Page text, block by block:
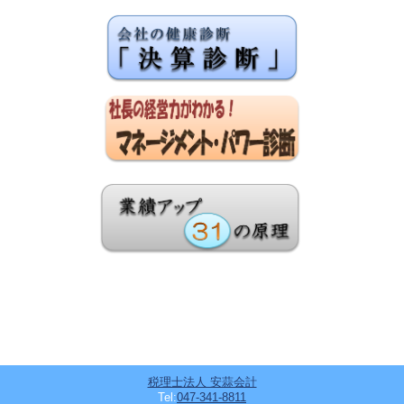
税理士法人 安蒜会計
Tel:047-341-8811